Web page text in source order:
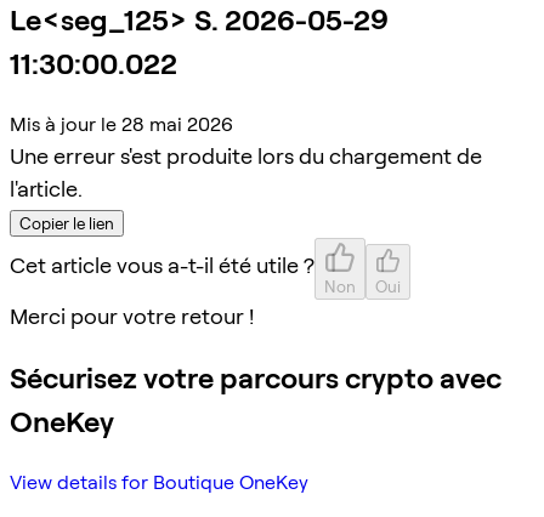
Le<seg_125> S. 2026-05-29
11:30:00.022
Mis à jour le 28 mai 2026
Une erreur s'est produite lors du chargement de
l'article.
Copier le lien
Cet article vous a-t-il été utile ?
Non Oui
Merci pour votre retour !
Sécurisez votre parcours crypto avec
OneKey
View details for Boutique OneKey